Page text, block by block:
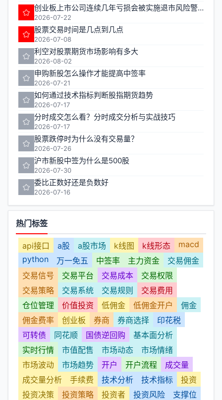
创业板上市公司连续几年亏损会被实施退市风险警示
2026-07-22
股票交易时间是几点到几点
2026-07-08
利空对股票期货市场影响有多大
2026-08-02
申购新股怎么操作才能提高中签率
2026-07-21
如何通过技术指标判断股指期货趋势
2026-07-17
分时成交怎么看？分时成交分析与实战技巧
2026-07-17
股票跌停时为什么没有交易量？
2026-07-26
沪市新股中签为什么是500股
2026-07-30
委比正数好还是负数好
2026-07-16
热门标签
api接口 a股 a股市场 k线图 k线形态
macd
python
万一免五 中签率 主力资金
交易佣金
交易信号
交易平台 交易成本
交易权限
交易策略
交易系统 交易规则
交易费用
仓位管理
价值投资 低佣金 低佣金开户
佣金
佣金费率
创业板 券商 券商选择
印花税
可转债
同花顺 国债逆回购
基本面分析
实时行情
市值配售 市场动态
市场情绪
市场波动
市场趋势 开户 开户流程
成交量
成交量分析
手续费 技术分析 技术指标
投资
投资决策
投资策略 投资者 投资风险
支撑位